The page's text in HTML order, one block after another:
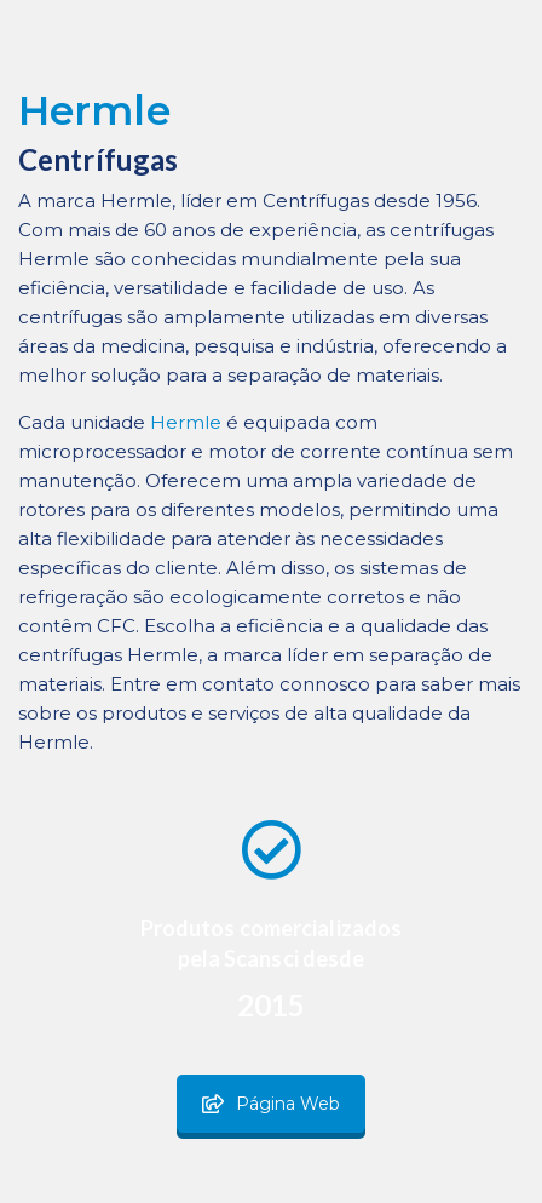
Hermle
Centrífugas
A marca Hermle, líder em Centrífugas desde 1956.
Com mais de 60 anos de experiência, as centrífugas
Hermle são conhecidas mundialmente pela sua
eficiência, versatilidade e facilidade de uso. As
centrífugas são amplamente utilizadas em diversas
áreas da medicina, pesquisa e indústria, oferecendo a
melhor solução para a separação de materiais.
Cada unidade Hermle é equipada com
microprocessador e motor de corrente contínua sem
manutenção. Oferecem uma ampla variedade de
rotores para os diferentes modelos, permitindo uma
alta flexibilidade para atender às necessidades
específicas do cliente. Além disso, os sistemas de
refrigeração são ecologicamente corretos e não
contêm CFC. Escolha a eficiência e a qualidade das
centrífugas Hermle, a marca líder em separação de
materiais. Entre em contato connosco para saber mais
sobre os produtos e serviços de alta qualidade da
Hermle.
Página Web